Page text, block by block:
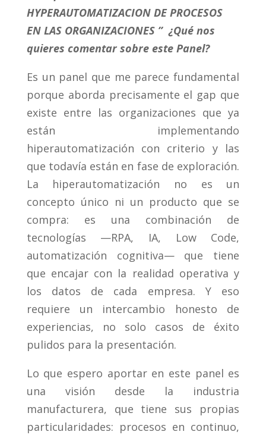
HYPERAUTOMATIZACION DE PROCESOS
EN LAS ORGANIZACIONES ” ¿Qué nos
quieres comentar sobre este Panel?
Es un panel que me parece fundamental
porque aborda precisamente el gap que
existe entre las organizaciones que ya
están implementando
hiperautomatización con criterio y las
que todavía están en fase de exploración.
La hiperautomatización no es un
concepto único ni un producto que se
compra: es una combinación de
tecnologías —RPA, IA, Low Code,
automatización cognitiva— que tiene
que encajar con la realidad operativa y
los datos de cada empresa. Y eso
requiere un intercambio honesto de
experiencias, no solo casos de éxito
pulidos para la presentación.
Lo que espero aportar en este panel es
una visión desde la industria
manufacturera, que tiene sus propias
particularidades: procesos en continuo,